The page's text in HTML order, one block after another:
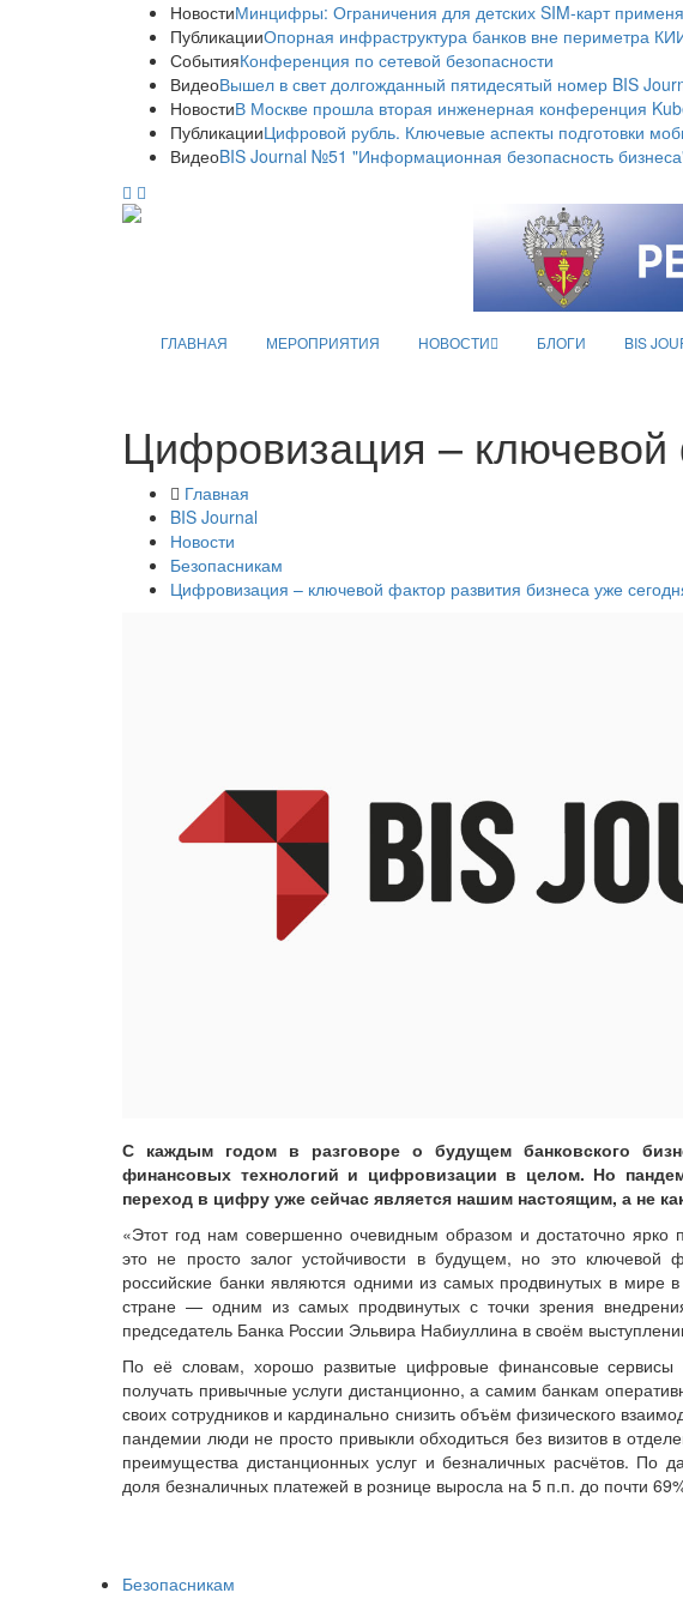
НовостиМинцифры: Ограничения для детских SIM-карт
ПубликацииОпорная инфраструктура банков вне периметра
СобытияКонференция по сетевой безопасности
ВидеоВышел в свет долгожданный пятидесятый номер BIS
НовостиВ Москве прошла вторая инженерная конференция
ПубликацииЦифровой рубль. Ключевые аспекты подготовки
ВидеоBIS Journal №51 "Информационная безопасность
ГЛАВНАЯ МЕРОПРИЯТИЯ НОВОСТИ БЛОГИ BIS
Цифровизация – ключевой
Главная
BIS Journal
Новости
Безопасникам
Цифровизация – ключевой фактор развития бизнеса уже
С каждым годом в разговоре о будущем банковского
финансовых технологий и цифровизации в целом. Но
переход в цифру уже сейчас является нашим настоящим, а не
«Этот год нам совершенно очевидным образом и достаточно
это не просто залог устойчивости в будущем, но это ключевой
российские банки являются одними из самых продвинутых в мире
стране — одним из самых продвинутых с точки зрения
председатель Банка России Эльвира Набиуллина в своём
По её словам, хорошо развитые цифровые финансовые сервисы
получать привычные услуги дистанционно, а самим банкам
своих сотрудников и кардинально снизить объём физического
пандемии люди не просто привыкли обходиться без визитов в
преимущества дистанционных услуг и безналичных расчётов. По
доля безналичных платежей в рознице выросла на 5 п.п. до почти
Безопасникам